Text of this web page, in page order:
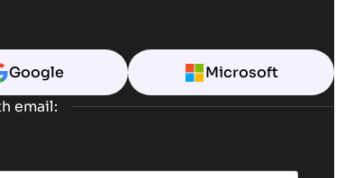
Google Microsoft
email: